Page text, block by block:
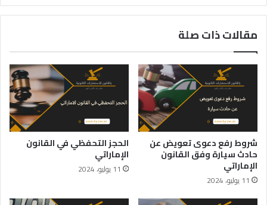
مقالات ذات صلة
شروط رفع دعوى تعويض عن
حادث سيارة وفق القانون
الإماراتي
11 يوليو، 2024
الحجز التحفظي في القانون
الإماراتي
11 يوليو، 2024